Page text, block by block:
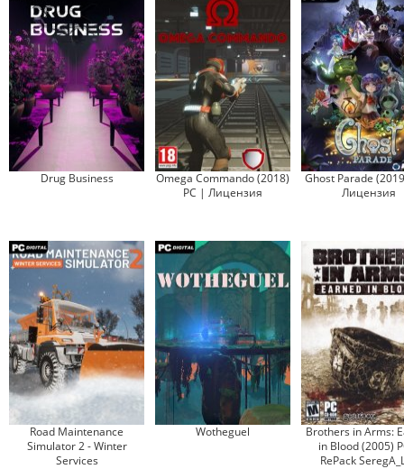
Drug Business
Omega Commando (2018)
PC | Лицензия
Ghost Parade
Лицензия
Road Maintenance
Simulator 2 - Winter
Services
Wotheguel
Brothers in Arms:
in Blood (2005)
RePack